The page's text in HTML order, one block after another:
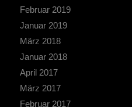
Februar 2019
Januar 2019
März 2018
Januar 2018
April 2017
März 2017
Februar 2017